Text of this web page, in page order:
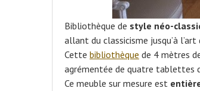
Bibliothèque de style néo-
allant du classicisme jusqu’à l’art
Cette bibliothèque de 4 mètres
agrémentée de quatre tablettes
Ce meuble sur mesure est